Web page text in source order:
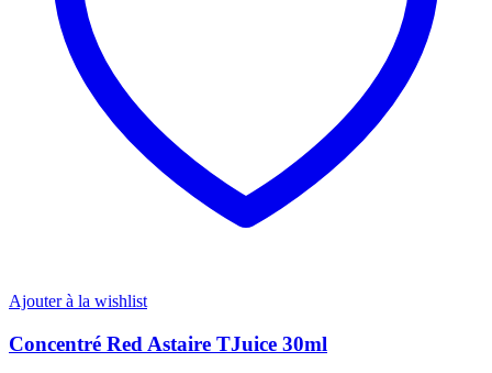
Ajouter à la wishlist
Concentré Red Astaire TJuice 30ml